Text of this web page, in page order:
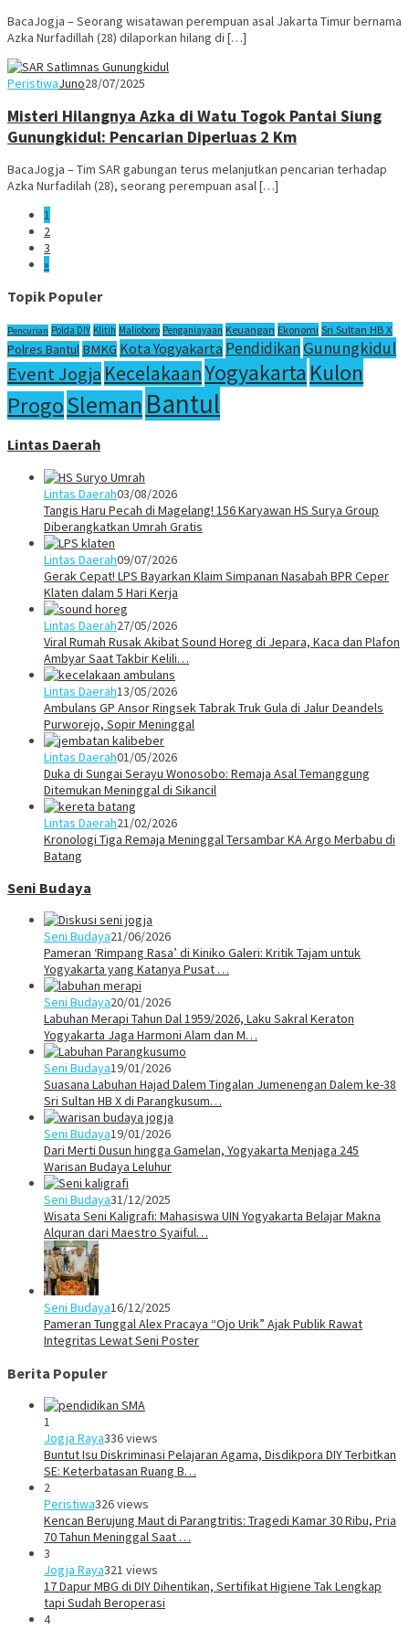
BacaJogja – Seorang wisatawan perempuan asal Jakarta Timur bernama
Azka Nurfadillah (28) dilaporkan hilang di […]
PeristiwaJuno28/07/2025
Misteri Hilangnya Azka di Watu Togok Pantai Siung
Gunungkidul: Pencarian Diperluas 2 Km
BacaJogja – Tim SAR gabungan terus melanjutkan pencarian terhadap
Azka Nurfadilah (28), seorang perempuan asal […]
1
2
3
»
Topik Populer
Pencurian Polda DIY Klitih Malioboro Penganiayaan Keuangan Ekonomi Sri Sultan HB X
Polres Bantul BMKG Kota Yogyakarta PendidikanGunungkidul
Event Jogja KecelakaanYogyakarta Kulon
ProgoSleman Bantul
Lintas Daerah
Lintas Daerah03/08/2026
Tangis Haru Pecah di Magelang! 156 Karyawan HS Surya Group
Diberangkatkan Umrah Gratis
Lintas Daerah09/07/2026
Gerak Cepat! LPS Bayarkan Klaim Simpanan Nasabah BPR Ceper
Klaten dalam 5 Hari Kerja
Lintas Daerah27/05/2026
Viral Rumah Rusak Akibat Sound Horeg di Jepara, Kaca dan Plafon
Ambyar Saat Takbir Kelili…
Lintas Daerah13/05/2026
Ambulans GP Ansor Ringsek Tabrak Truk Gula di Jalur Deandels
Purworejo, Sopir Meninggal
Lintas Daerah01/05/2026
Duka di Sungai Serayu Wonosobo: Remaja Asal Temanggung
Ditemukan Meninggal di Sikancil
Lintas Daerah21/02/2026
Kronologi Tiga Remaja Meninggal Tersambar KA Argo Merbabu di
Batang
Seni Budaya
Seni Budaya21/06/2026
Pameran ‘Rimpang Rasa’ di Kiniko Galeri: Kritik Tajam untuk
Yogyakarta yang Katanya Pusat …
Seni Budaya20/01/2026
Labuhan Merapi Tahun Dal 1959/2026, Laku Sakral Keraton
Yogyakarta Jaga Harmoni Alam dan M…
Seni Budaya19/01/2026
Suasana Labuhan Hajad Dalem Tingalan Jumenengan Dalem ke-38
Sri Sultan HB X di Parangkusum…
Seni Budaya19/01/2026
Dari Merti Dusun hingga Gamelan, Yogyakarta Menjaga 245
Warisan Budaya Leluhur
Seni Budaya31/12/2025
Wisata Seni Kaligrafi: Mahasiswa UIN Yogyakarta Belajar Makna
Alquran dari Maestro Syaiful…
Seni Budaya16/12/2025
Pameran Tunggal Alex Pracaya “Ojo Urik” Ajak Publik Rawat
Integritas Lewat Seni Poster
Berita Populer
1
Jogja Raya336 views
Buntut Isu Diskriminasi Pelajaran Agama, Disdikpora DIY Terbitkan
SE: Keterbatasan Ruang B…
2
Peristiwa326 views
Kencan Berujung Maut di Parangtritis: Tragedi Kamar 30 Ribu, Pria
70 Tahun Meninggal Saat …
3
Jogja Raya321 views
17 Dapur MBG di DIY Dihentikan, Sertifikat Higiene Tak Lengkap
tapi Sudah Beroperasi
4